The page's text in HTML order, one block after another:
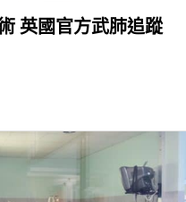
英國官方武肺追蹤